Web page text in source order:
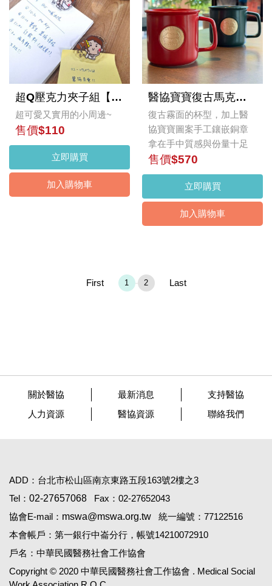
超Q壓克力夾子組【新手社寵】
超可愛又實用的小周邊~
售價$110
立即購買
加入購物車
醫協寶寶復古馬克杯【一對】
復古霧面的杯型，加上醫
協寶寶圖案手工鑲嵌銅章
拿在手中質感與份量十足
售價$570
立即購買
加入購物車
First 1 2 Last
關於醫協 最新消息
支持醫協
人力資源
醫協資源 聯絡我們
ADD：台北市松山區南京東路五段163號2樓之3
Tel： 02-27657068
Fax：02-27652043
協會E-mail： mswa@mswa.org.tw
統一編號：77122516
本會帳戶：第一銀行中崙分行，帳號14210072910
戶名：中華民國醫務社會工作協會
Copyright © 2020 中華民國醫務社會工作協會 . Medical Social